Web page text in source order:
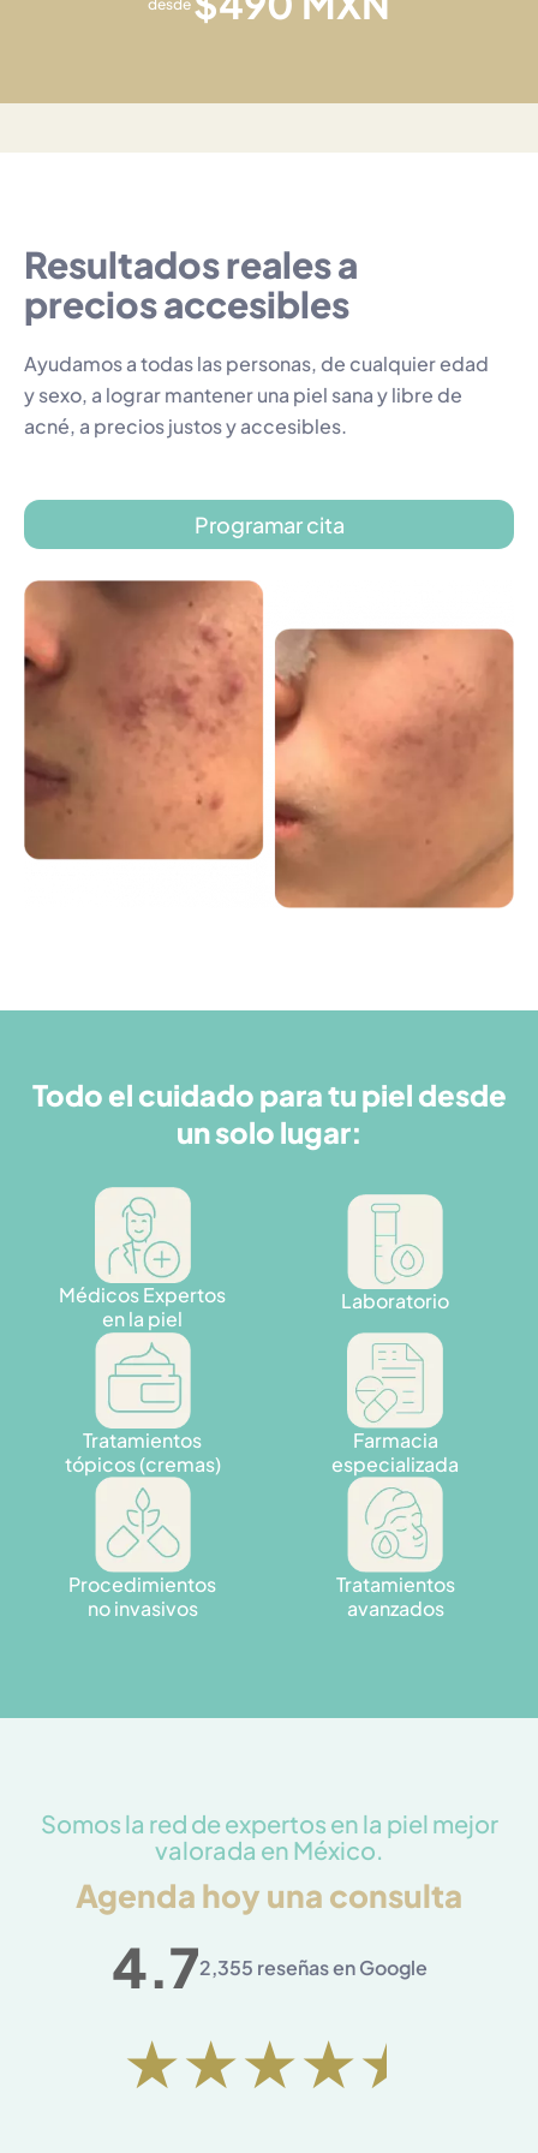
desde
Resultados reales a
precios accesibles
Ayudamos a todas las personas, de cualquier edad
y sexo, a lograr mantener una piel sana y libre de
acné, a precios justos y accesibles.
Programar cita
Todo el cuidado para tu piel desde
un solo lugar:
Médicos Expertos
en la piel
Laboratorio
Tratamientos
tópicos (cremas)
Farmacia
especializada
Procedimientos
no invasivos
Tratamientos
avanzados
Somos la red de expertos en la piel mejor
valorada en México.
Agenda hoy una consulta
4.72,355 reseñas en Google
★★★★★